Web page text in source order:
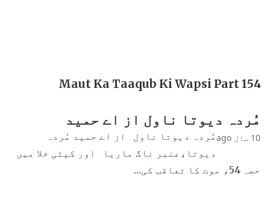
Maut Ka Taaqub Ki Wapsi Part 154
مُردہ دیوتا ناول از اے حمید
10 سال ago
مُردہ دیوتا ناول از اے حمید مُردہ
دیوتا،عنبر ناگ ماریا اور کیٹی خلا میں
حصہ 54، موت کا تعاقب کی…